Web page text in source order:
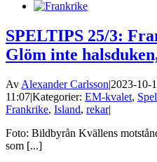
SPELTIPS 25/3:
Glöm inte
Av Alexander Carlsson|2023-10-
11:07|Kategorier: EM-kvalet,
Frankrike, Island, rekar|
Foto: Bildbyrån Kvällens
som [...]